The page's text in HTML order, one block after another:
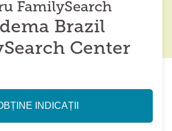
FamilySearch
Brazil
Center
INDICAȚII